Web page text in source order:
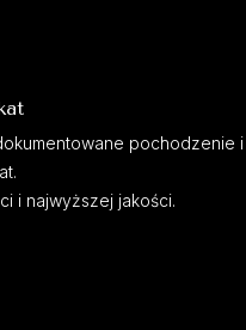
pochodzenie i
i najwyższej jakości.